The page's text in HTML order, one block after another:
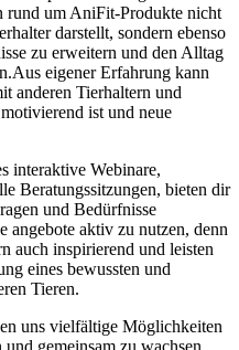
⁤rund ‍um AniFit-Produkte nicht
darstellt, sondern ebenso
zu erweitern ‍und den Alltag
‍eigener ⁣Erfahrung kann‌
anderen Tierhaltern und‌
ist⁣ und ⁣neue
interaktive Webinare,
Beratungssitzungen,‍ bieten dir
und Bedürfnisse
angebote⁢ aktiv zu nutzen, denn
auch⁢ inspirierend und leisten
eines bewussten und
Tieren.
uns vielfältige Möglichkeiten